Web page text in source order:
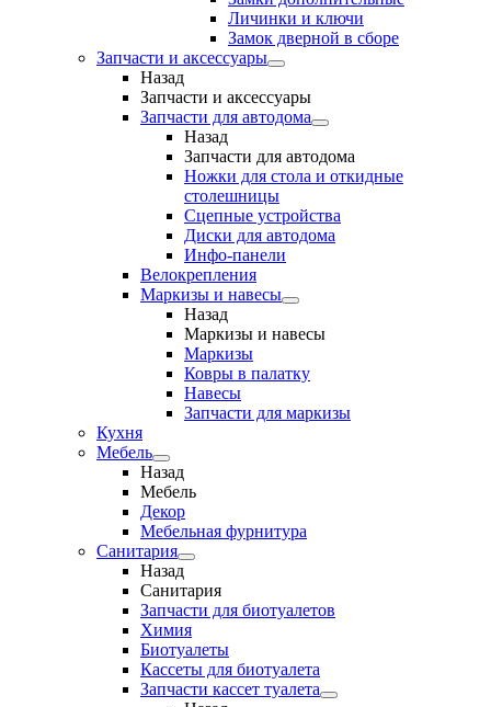
Личинки и ключи
Замок дверной в сборе
Запчасти и аксессуары
Назад
Запчасти и аксессуары
Запчасти для автодома
Назад
Запчасти для автодома
Ножки для стола и откидные
столешницы
Сцепные устройства
Диски для автодома
Инфо-панели
Велокрепления
Маркизы и навесы
Назад
Маркизы и навесы
Маркизы
Ковры в палатку
Навесы
Запчасти для маркизы
Кухня
Мебель
Назад
Мебель
Декор
Мебельная фурнитура
Санитария
Назад
Санитария
Запчасти для биотуалетов
Химия
Биотуалеты
Кассеты для биотуалета
Запчасти кассет туалета